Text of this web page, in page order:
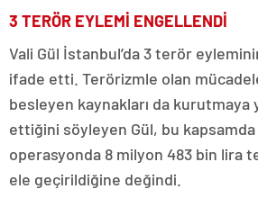
3 TERÖR EYLEMİ ENGELLENDİ
Vali Gül İstanbul’da 3 terör
ifade etti. Terörizmle olan
besleyen kaynakları da kurutmaya
ettiğini söyleyen Gül, bu
operasyonda 8 milyon 483 bin lira
ele geçirildiğine değindi.